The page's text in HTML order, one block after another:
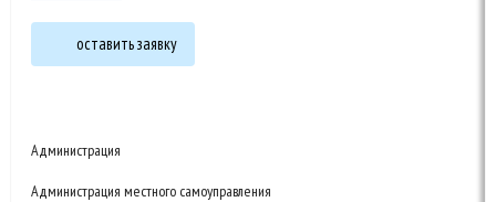
оставить заявку
Администрация
Администрация местного самоуправления